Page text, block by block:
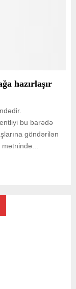
hazırlaşır
bu barədə
göndərilən